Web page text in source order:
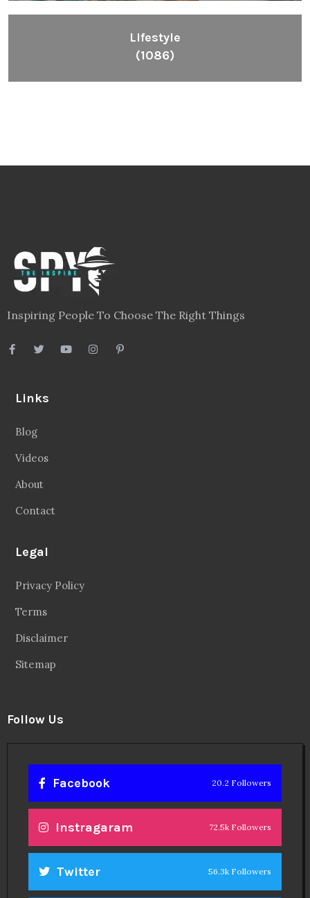
Lifestyle
(1086)
Inspiring People To Choose The Right Things
Links
Blog
Videos
About
Contact
Legal
Privacy Policy
Terms
Disclaimer
Sitemap
Follow Us
Facebook 20.2 Followers
Instragaram 72.5k Followers
Twitter 56.3k Followers